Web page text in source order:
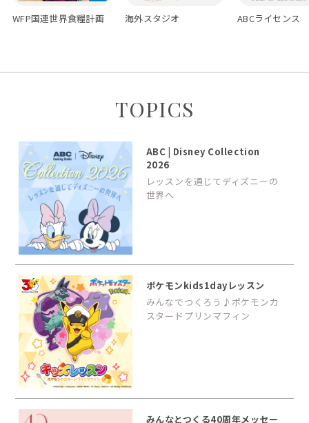
WFP国連世界食糧計画 海外スタジオ ABCライセンス
TOPICS
ABC | Disney Collection
2026
レッスンを通じてディズニーの
世界へ
ポケモンkids1dayレッスン
みんなでつくろう♪ポケモンカ
スタードプリンマフィン
みんなとつくる40周年メッセー